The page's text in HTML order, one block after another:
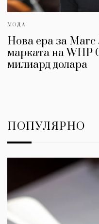
МОДА
Нова ера за Marc
марката на WHP
милиард долара
ПОПУЛЯРНО